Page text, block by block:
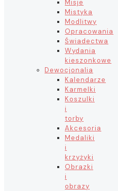
Misje
Mistyka
Modlitwy
Opracowania
Świadectwa
Wydania
kieszonkowe
Dewocjonalia
Kalendarze
Karmelki
Koszulki
i
torby
Akcesoria
Medaliki
i
krzyżyki
Obrazki
i
obrazy